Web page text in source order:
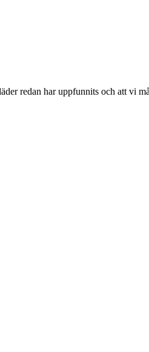
redan har uppfunnits och att vi